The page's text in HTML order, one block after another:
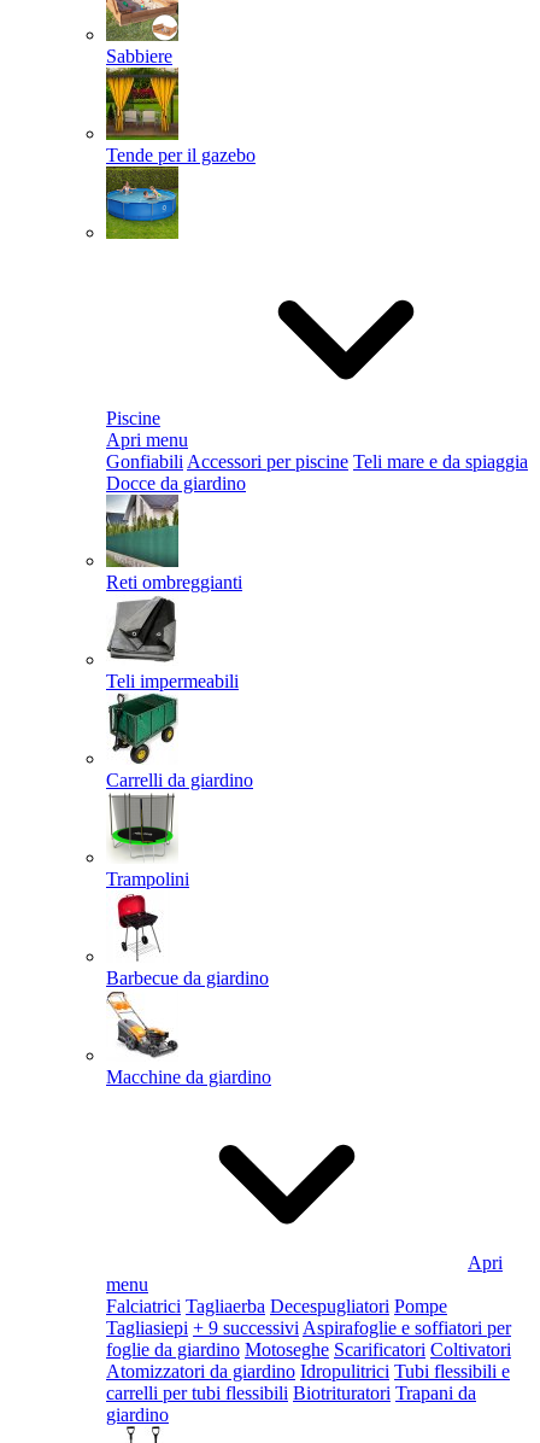
Sabbiere
Tende per il gazebo
Piscine
Apri menu
Gonfiabili Accessori per piscine Teli mare e da spiaggia
Docce da giardino
Reti ombreggianti
Teli impermeabili
Carrelli da giardino
Trampolini
Barbecue da giardino
Macchine da giardino
Apri
menu
Falciatrici Tagliaerba Decespugliatori Pompe
Tagliasiepi + 9 successivi Aspirafoglie e soffiatori per
foglie da giardino Motoseghe Scarificatori Coltivatori
Atomizzatori da giardino Idropulitrici Tubi flessibili e
carrelli per tubi flessibili Biotrituratori Trapani da
giardino